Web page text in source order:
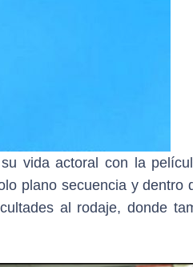
vida actoral con la
plano secuencia y dentro
al rodaje, donde